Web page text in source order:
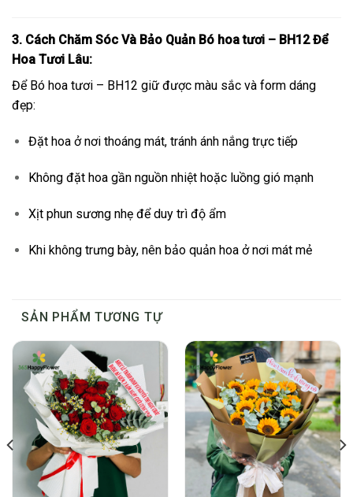
3. Cách Chăm Sóc Và Bảo Quản Bó hoa tươi – BH12 Để
Hoa Tươi Lâu:
Để Bó hoa tươi – BH12 giữ được màu sắc và form dáng
đẹp:
Đặt hoa ở nơi thoáng mát, tránh ánh nắng trực tiếp
Không đặt hoa gần nguồn nhiệt hoặc luồng gió mạnh
Xịt phun sương nhẹ để duy trì độ ẩm
Khi không trưng bày, nên bảo quản hoa ở nơi mát mẻ
SẢN PHẨM TƯƠNG TỰ